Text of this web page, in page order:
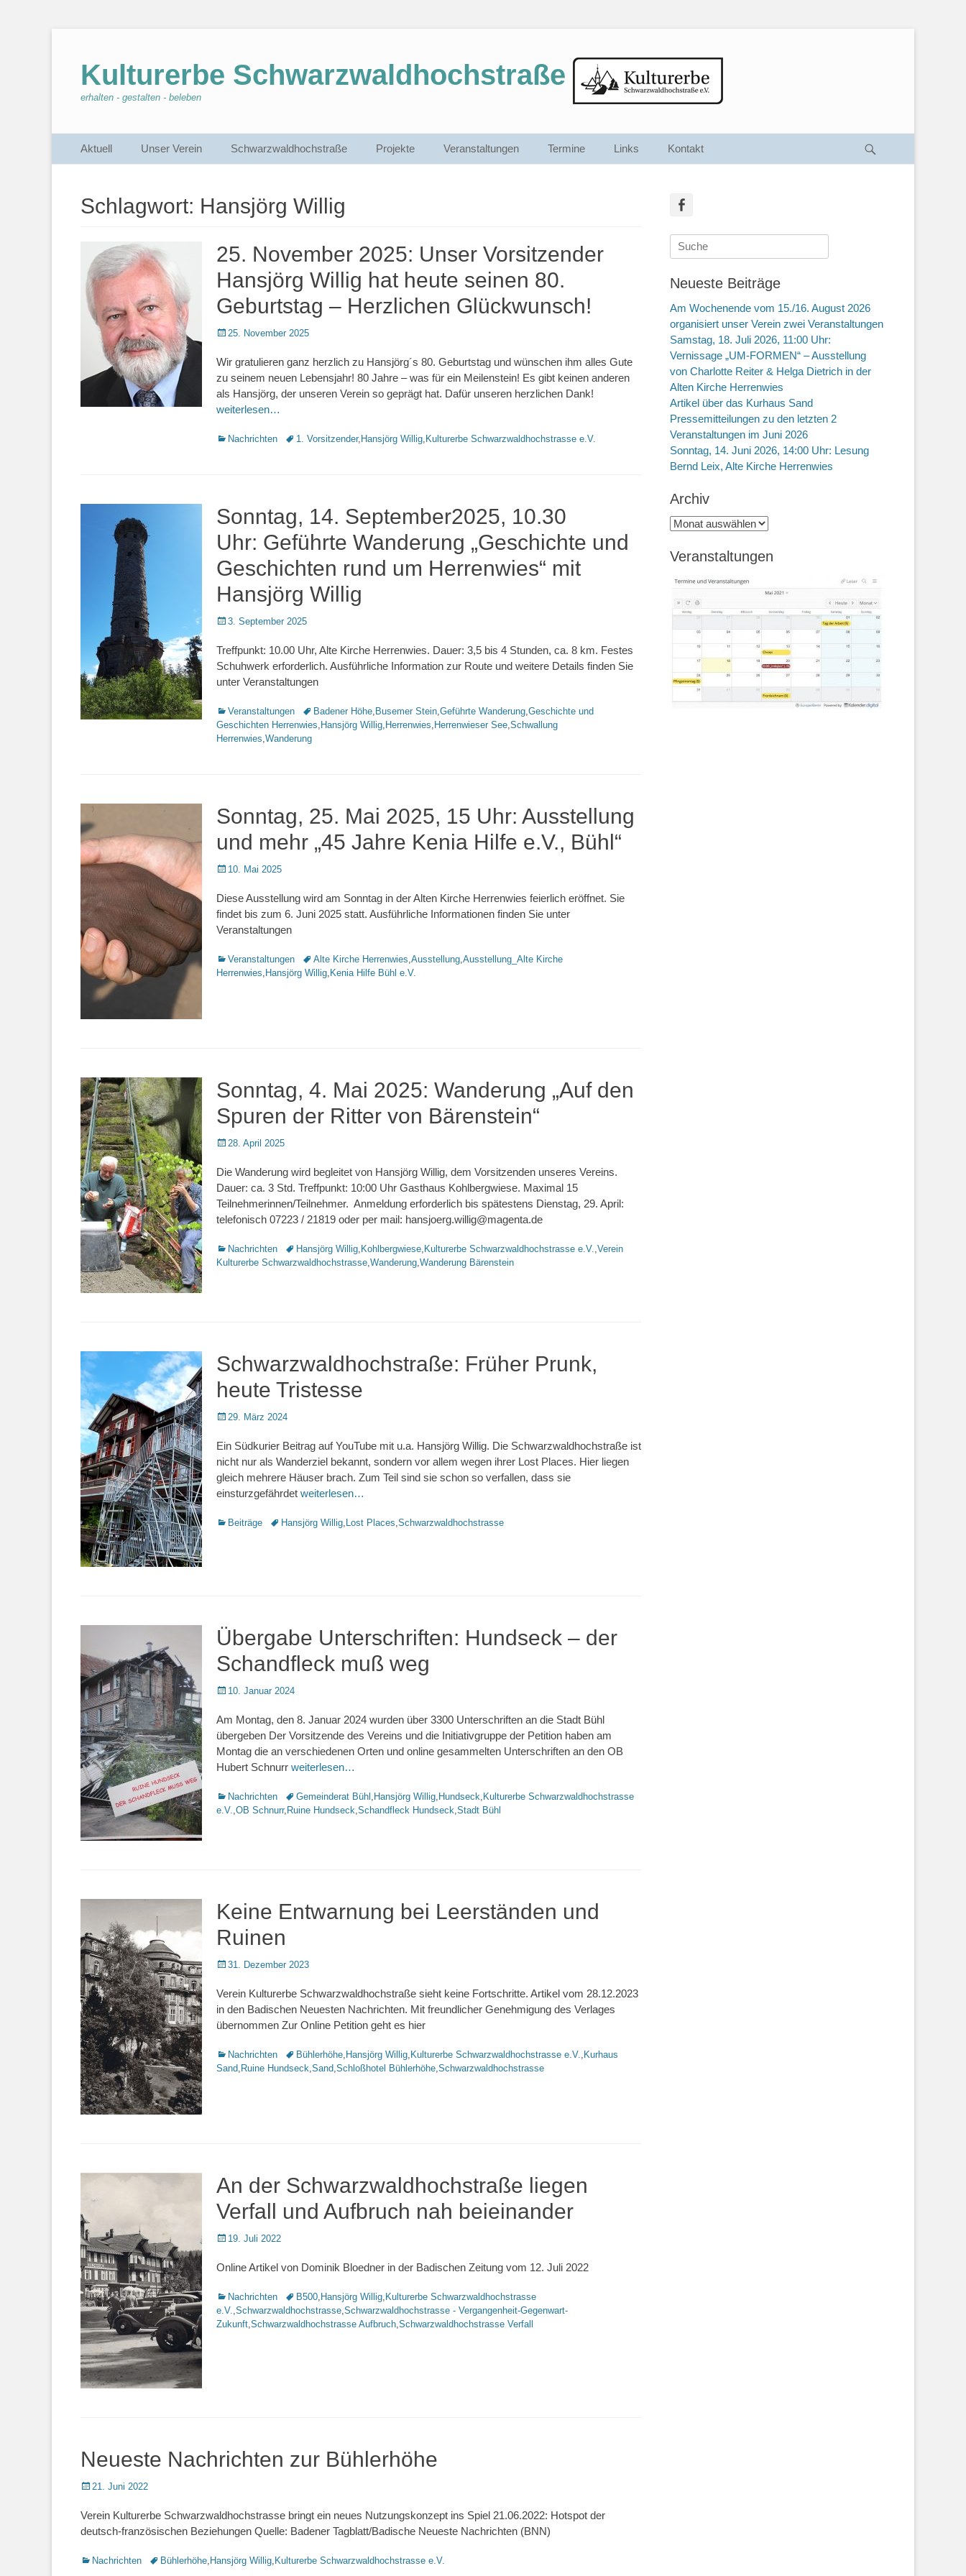
Kulturerbe Schwarzwaldhochstraße
erhalten - gestalten - beleben
Primärmenu
Aktuell Unser Verein Schwarzwaldhochstraße Projekte Veranstaltungen Termine Links Kontakt
Schlagwort: Hansjörg Willig
25. November 2025: Unser Vorsitzender
Hansjörg Willig hat heute seinen 80.
Geburtstag – Herzlichen Glückwunsch!
Veröffentlicht
25. November 2025
Wir gratulieren ganz herzlich zu Hansjörg´s 80. Geburtstag und wünschen ihm alles Gute
zu seinem neuen Lebensjahr! 80 Jahre – was für ein Meilenstein! Es gibt keinen anderen
als Hansjörg, der unseren Verein so geprägt hat. Dafür unseren herzlichen Dank!
weiterlesen…
Kategorien
Nachrichten Schlagworte
1. Vorsitzender, Hansjörg Willig, Kulturerbe Schwarzwaldhochstrasse e.V.
Sonntag, 14. September2025, 10.30
Uhr: Geführte Wanderung „Geschichte und
Geschichten rund um Herrenwies“ mit
Hansjörg Willig
Veröffentlicht
3. September 2025
Treffpunkt: 10.00 Uhr, Alte Kirche Herrenwies. Dauer: 3,5 bis 4 Stunden, ca. 8 km. Festes
Schuhwerk erforderlich. Ausführliche Information zur Route und weitere Details finden Sie
unter Veranstaltungen
Kategorien
Veranstaltungen Schlagworte
Badener Höhe, Busemer Stein,Geführte Wanderung,Geschichte und
Geschichten Herrenwies, Hansjörg Willig, Herrenwies, Herrenwieser See,Schwallung
Herrenwies,Wanderung
Sonntag, 25. Mai 2025, 15 Uhr: Ausstellung
und mehr „45 Jahre Kenia Hilfe e.V., Bühl“
Veröffentlicht
10. Mai 2025
Diese Ausstellung wird am Sonntag in der Alten Kirche Herrenwies feierlich eröffnet. Sie
findet bis zum 6. Juni 2025 statt. Ausführliche Informationen finden Sie unter
Veranstaltungen
Kategorien
Veranstaltungen Schlagworte
Alte Kirche Herrenwies,Ausstellung,Ausstellung_Alte Kirche
Herrenwies, Hansjörg Willig, Kenia Hilfe Bühl e.V.
Sonntag, 4. Mai 2025: Wanderung „Auf den
Spuren der Ritter von Bärenstein“
Veröffentlicht
28. April 2025
Die Wanderung wird begleitet von Hansjörg Willig, dem Vorsitzenden unseres Vereins.
Dauer: ca. 3 Std. Treffpunkt: 10:00 Uhr Gasthaus Kohlbergwiese. Maximal 15
Teilnehmerinnen/Teilnehmer. Anmeldung erforderlich bis spätestens Dienstag, 29. April:
telefonisch 07223 / 21819 oder per mail: hansjoerg.willig@magenta.de
Kategorien
Nachrichten Schlagworte
Hansjörg Willig, Kohlbergwiese, Kulturerbe Schwarzwaldhochstrasse e.V.,Verein
Kulturerbe Schwarzwaldhochstrasse,Wanderung,Wanderung Bärenstein
Schwarzwaldhochstraße: Früher Prunk,
heute Tristesse
Veröffentlicht
29. März 2024
Ein Südkurier Beitrag auf YouTube mit u.a. Hansjörg Willig. Die Schwarzwaldhochstraße ist
nicht nur als Wanderziel bekannt, sondern vor allem wegen ihrer Lost Places. Hier liegen
gleich mehrere Häuser brach. Zum Teil sind sie schon so verfallen, dass sie
einsturzgefährdet weiterlesen…
Kategorien
Beiträge Schlagworte
Hansjörg Willig, Lost Places,Schwarzwaldhochstrasse
Übergabe Unterschriften: Hundseck – der
Schandfleck muß weg
Veröffentlicht
10. Januar 2024
Am Montag, den 8. Januar 2024 wurden über 3300 Unterschriften an die Stadt Bühl
übergeben Der Vorsitzende des Vereins und die Initiativgruppe der Petition haben am
Montag die an verschiedenen Orten und online gesammelten Unterschriften an den OB
Hubert Schnurr weiterlesen…
Kategorien
Nachrichten Schlagworte
Gemeinderat Bühl , Hansjörg Willig, Hundseck, Kulturerbe Schwarzwaldhochstrasse
e.V.,OB Schnurr, Ruine Hundseck,Schandfleck Hundseck,Stadt Bühl
Keine Entwarnung bei Leerständen und
Ruinen
Veröffentlicht
31. Dezember 2023
Verein Kulturerbe Schwarzwaldhochstraße sieht keine Fortschritte. Artikel vom 28.12.2023
in den Badischen Neuesten Nachrichten. Mit freundlicher Genehmigung des Verlages
übernommen Zur Online Petition geht es hier
Kategorien
Nachrichten Schlagworte
Bühlerhöhe, Hansjörg Willig, Kulturerbe Schwarzwaldhochstrasse e.V., Kurhaus
Sand, Ruine Hundseck,Sand,Schloßhotel Bühlerhöhe,Schwarzwaldhochstrasse
An der Schwarzwaldhochstraße liegen
Verfall und Aufbruch nah beieinander
Veröffentlicht
19. Juli 2022
Online Artikel von Dominik Bloedner in der Badischen Zeitung vom 12. Juli 2022
Kategorien
Nachrichten Schlagworte
B500, Hansjörg Willig, Kulturerbe Schwarzwaldhochstrasse
e.V.,Schwarzwaldhochstrasse,Schwarzwaldhochstrasse - Vergangenheit-Gegenwart-
Zukunft,Schwarzwaldhochstrasse Aufbruch,Schwarzwaldhochstrasse Verfall
Neueste Nachrichten zur Bühlerhöhe
Veröffentlicht
21. Juni 2022
Verein Kulturerbe Schwarzwaldhochstrasse bringt ein neues Nutzungskonzept ins Spiel 21.06.2022: Hotspot der
deutsch-französischen Beziehungen Quelle: Badener Tagblatt/Badische Neueste Nachrichten (BNN)
Kategorien
Nachrichten Schlagworte
Bühlerhöhe, Hansjörg Willig, Kulturerbe Schwarzwaldhochstrasse e.V.
Suche
nach:
Neueste Beiträge
Am Wochenende vom 15./16. August 2026
organisiert unser Verein zwei Veranstaltungen
Samstag, 18. Juli 2026, 11:00 Uhr:
Vernissage „UM-FORMEN“ – Ausstellung
von Charlotte Reiter & Helga Dietrich in der
Alten Kirche Herrenwies
Artikel über das Kurhaus Sand
Pressemitteilungen zu den letzten 2
Veranstaltungen im Juni 2026
Sonntag, 14. Juni 2026, 14:00 Uhr: Lesung
Bernd Leix, Alte Kirche Herrenwies
Archiv
Archiv
Veranstaltungen